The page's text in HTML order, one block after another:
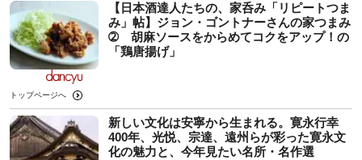
【日本酒達人たちの、家呑み「リピートつま
み」帖】ジョン・ゴントナーさんの家つまみ
➁ 胡麻ソースをからめてコクをアップ！の
「鶏唐揚げ」
トップページへ
新しい文化は安寧から生まれる。寛永行幸
400年、光悦、宗達、遠州らが彩った寛永文
化の魅力と、今年見たい名所・名作選